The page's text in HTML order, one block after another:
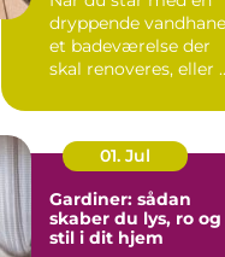
dryppende
et badeværelse der
skal renoveres, eller
01. Jul
Gardiner: sådan
skaber du lys, ro og
stil i dit hjem